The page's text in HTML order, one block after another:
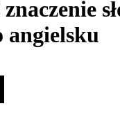
angielsku